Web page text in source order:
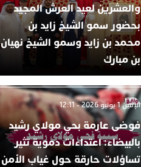
والعشرين لعيد العرش المجيد
بحضور سمو الشيخ زايد بن
محمد بن زايد وسمو الشيخ نهيان
بن مبارك
الإثنين 1 يونيو 2026 - 12:11
فوضى عارمة بحي مولاي رشيد
بالبيضاء: اعتداءات دموية تثير
تساؤلات حارقة حول غياب الأمن